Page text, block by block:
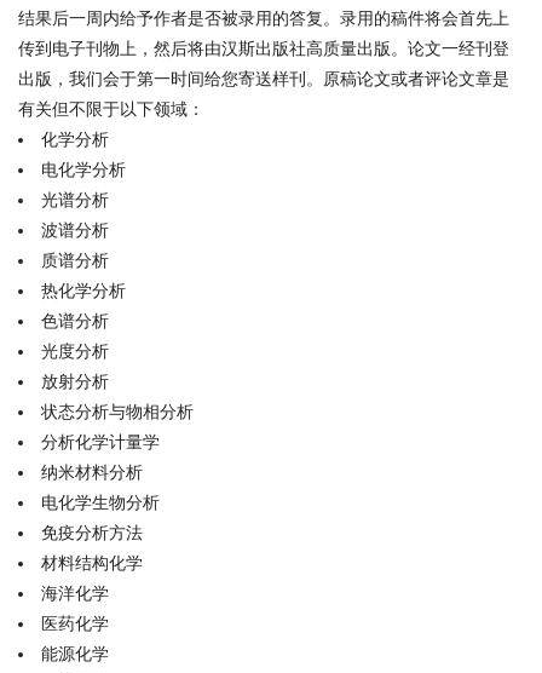
结果后一周内给予作者是否被录用的答复。录用的稿件将会首先上
传到电子刊物上，然后将由汉斯出版社高质量出版。论文一经刊登
出版，我们会于第一时间给您寄送样刊。原稿论文或者评论文章是
有关但不限于以下领域：
化学分析
电化学分析
光谱分析
波谱分析
质谱分析
热化学分析
色谱分析
光度分析
放射分析
状态分析与物相分析
分析化学计量学
纳米材料分析
电化学生物分析
免疫分析方法
材料结构化学
海洋化学
医药化学
能源化学